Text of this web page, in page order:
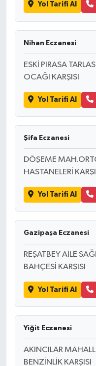
Yol Tarifi Al
Nihan Eczanesi
ESKİ PIRASA
OCAĞI KARŞISI
Yol Tarifi Al
Şifa Eczanesi
DÖŞEME
HASTANELERİ
Yol Tarifi Al
Gazipaşa Eczanesi
REŞATBEY AİLE
BAHÇESİ KARŞISI
Yol Tarifi Al
Yiğit Eczanesi
AKINCILAR
BENZİNLİK KARŞISI